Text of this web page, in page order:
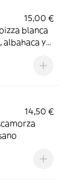
15,00 €
blanca
y
14,50 €